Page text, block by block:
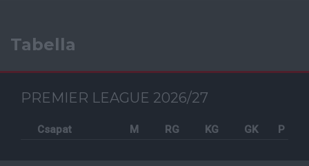
Tabella
PREMIER LEAGUE 2026/27
Csapat M RG KG GK P